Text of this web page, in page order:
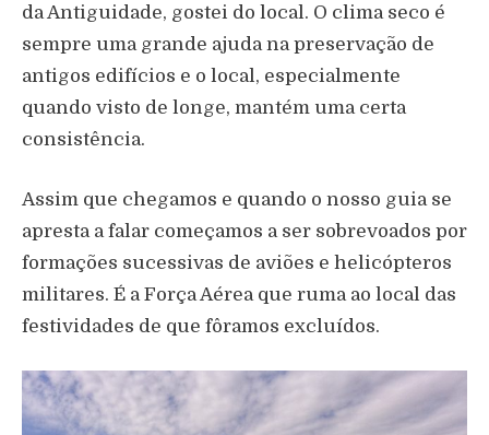
da Antiguidade, gostei do local. O clima seco é
sempre uma grande ajuda na preservação de
antigos edifícios e o local, especialmente
quando visto de longe, mantém uma certa
consistência.
Assim que chegamos e quando o nosso guia se
apresta a falar começamos a ser sobrevoados por
formações sucessivas de aviões e helicópteros
militares. É a Força Aérea que ruma ao local das
festividades de que fôramos excluídos.